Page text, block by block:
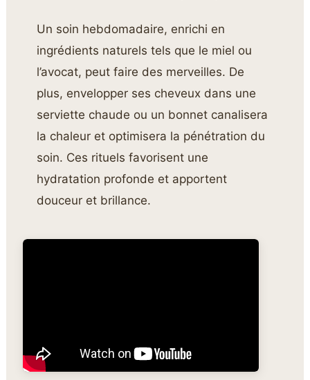
Un soin hebdomadaire, enrichi en
ingrédients naturels tels que le miel ou
l’avocat, peut faire des merveilles. De
plus, envelopper ses cheveux dans une
serviette chaude ou un bonnet canalisera
la chaleur et optimisera la pénétration du
soin. Ces rituels favorisent une
hydratation profonde et apportent
douceur et brillance.